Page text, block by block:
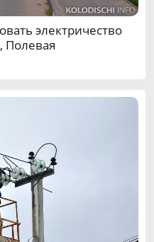
электричество
Полевая